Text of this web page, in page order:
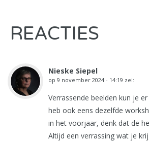
REACTIES
Nieske Siepel
op 9 november 2024 - 14:19 zei:
Verrassende beelden kun je
heb ook eens dezelfde
in het voorjaar, denk dat de
Altijd een verrassing wat je